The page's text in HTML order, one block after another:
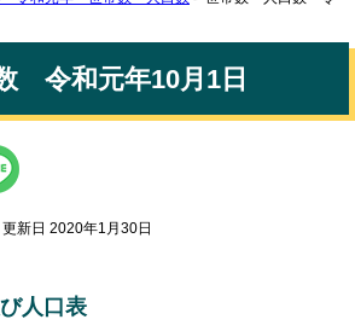
令和元年10月1日
新日 2020年1月30日
人口表